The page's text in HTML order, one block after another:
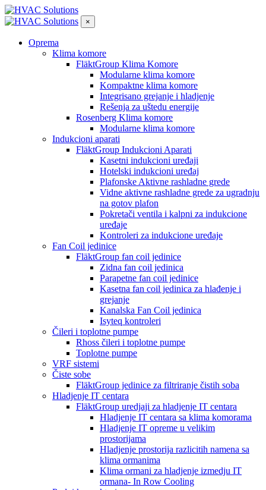
×
Oprema
Klima komore
FläktGroup Klima Komore
Modularne klima komore
Kompaktne klima komore
Integrisano grejanje i hladjenje
Rešenja za uštedu energije
Rosenberg Klima komore
Modularne klima komore
Indukcioni aparati
FläktGroup Indukcioni Aparati
Kasetni indukcioni uređaji
Hotelski indukcioni uređaj
Plafonske Aktivne rashladne grede
Vidne aktivne rashladne grede za ugradnju
na gotov plafon
Pokretači ventila i kalpni za indukcione
uređaje
Kontroleri za indukcione uređaje
Fan Coil jedinice
FläktGroup fan coil jedinice
Zidna fan coil jedinica
Parapetne fan coil jedinice
Kasetna fan coil jedinica za hlađenje i
grejanje
Kanalska Fan Coil jedinica
Isyteq kontroleri
Čileri i toplotne pumpe
Rhoss čileri i toplotne pumpe
Toplotne pumpe
VRF sistemi
Čiste sobe
FläktGroup jedinice za filtriranje čistih soba
Hladjenje IT centara
FläktGroup uredjaji za hladjenje IT centara
Hladjenje IT centara sa klima komorama
Hladjenje IT opreme u velikim
prostorijama
Hladjenje prostorija razlicitih namena sa
klima ormanima
Klima ormani za hladjenje izmedju IT
ormana- In Row Cooling